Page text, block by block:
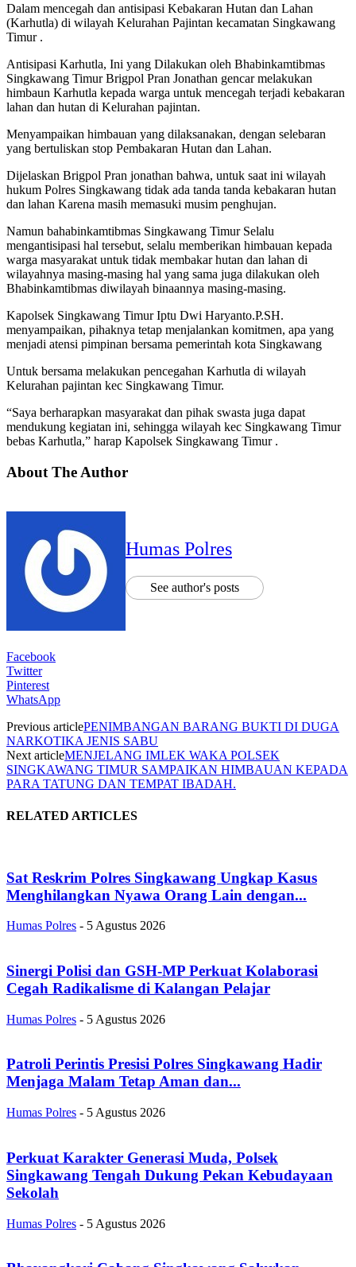
Dalam mencegah dan antisipasi Kebakaran Hutan dan Lahan
(Karhutla) di wilayah Kelurahan Pajintan kecamatan Singkawang
Timur .
Antisipasi Karhutla, Ini yang Dilakukan oleh Bhabinkamtibmas
Singkawang Timur Brigpol Pran Jonathan gencar melakukan
himbaun Karhutla kepada warga untuk mencegah terjadi kebakaran
lahan dan hutan di Kelurahan pajintan.
Menyampaikan himbauan yang dilaksanakan, dengan selebaran
yang bertuliskan stop Pembakaran Hutan dan Lahan.
Dijelaskan Brigpol Pran jonathan bahwa, untuk saat ini wilayah
hukum Polres Singkawang tidak ada tanda tanda kebakaran hutan
dan lahan Karena masih memasuki musim penghujan.
Namun bahabinkamtibmas Singkawang Timur Selalu
mengantisipasi hal tersebut, selalu memberikan himbauan kepada
warga masyarakat untuk tidak membakar hutan dan lahan di
wilayahnya masing-masing hal yang sama juga dilakukan oleh
Bhabinkamtibmas diwilayah binaannya masing-masing.
Kapolsek Singkawang Timur Iptu Dwi Haryanto.P.SH.
menyampaikan, pihaknya tetap menjalankan komitmen, apa yang
menjadi atensi pimpinan bersama pemerintah kota Singkawang
Untuk bersama melakukan pencegahan Karhutla di wilayah
Kelurahan pajintan kec Singkawang Timur.
“Saya berharapkan masyarakat dan pihak swasta juga dapat
mendukung kegiatan ini, sehingga wilayah kec Singkawang Timur
bebas Karhutla,” harap Kapolsek Singkawang Timur .
About The Author
Humas Polres
See author's posts
Facebook
Twitter
Pinterest
WhatsApp
Previous articlePENIMBANGAN BARANG BUKTI DI DUGA
NARKOTIKA JENIS SABU
Next articleMENJELANG IMLEK WAKA POLSEK
SINGKAWANG TIMUR SAMPAIKAN HIMBAUAN KEPADA
PARA TATUNG DAN TEMPAT IBADAH.
RELATED ARTICLES
Sat Reskrim Polres Singkawang Ungkap Kasus
Menghilangkan Nyawa Orang Lain dengan...
Humas Polres - 5 Agustus 2026
Sinergi Polisi dan GSH-MP Perkuat Kolaborasi
Cegah Radikalisme di Kalangan Pelajar
Humas Polres - 5 Agustus 2026
Patroli Perintis Presisi Polres Singkawang Hadir
Menjaga Malam Tetap Aman dan...
Humas Polres - 5 Agustus 2026
Perkuat Karakter Generasi Muda, Polsek
Singkawang Tengah Dukung Pekan Kebudayaan
Sekolah
Humas Polres - 5 Agustus 2026